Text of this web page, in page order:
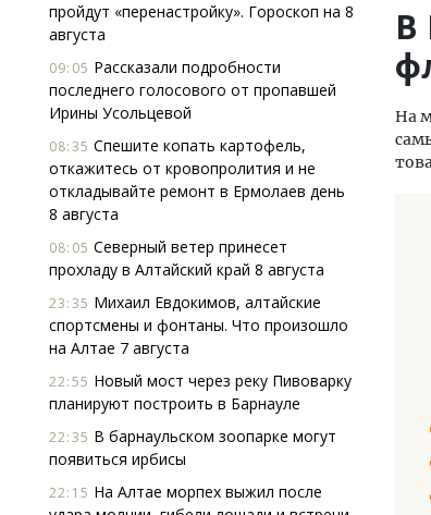
пройдут «перенастройку». Гороскоп на 8
августа
09:05 Рассказали подробности
последнего голосового от пропавшей
Ирины Усольцевой
08:35 Спешите копать картофель,
откажитесь от кровопролития и не
откладывайте ремонт в Ермолаев день
8 августа
08:05 Северный ветер принесет
прохладу в Алтайский край 8 августа
23:35 Михаил Евдокимов, алтайские
спортсмены и фонтаны. Что произошло
на Алтае 7 августа
22:55 Новый мост через реку Пивоварку
планируют построить в Барнауле
22:35 В барнаульском зоопарке могут
появиться ирбисы
22:15 На Алтае морпех выжил после
В
На